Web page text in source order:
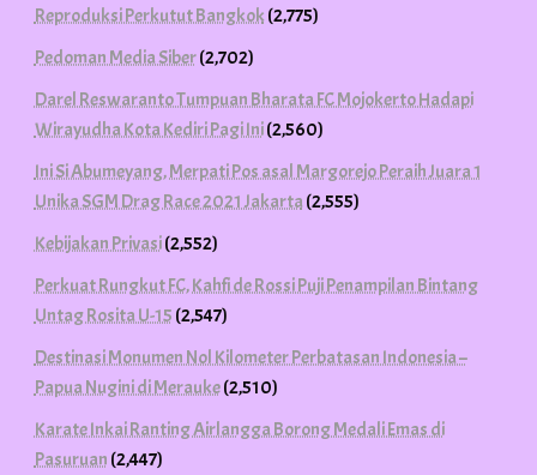
Reproduksi Perkutut Bangkok (2,775)
Pedoman Media Siber(2,702)
Darel Reswaranto Tumpuan Bharata FC Mojokerto Hadapi
Wirayudha Kota Kediri Pagi Ini(2,560)
Ini Si Abumeyang, Merpati Pos asal Margorejo Peraih Juara 1
Unika SGM Drag Race 2021 Jakarta(2,555)
Kebijakan Privasi(2,552)
Perkuat Rungkut FC, Kahfi de Rossi Puji Penampilan Bintang
Untag Rosita U-15 (2,547)
Destinasi Monumen Nol Kilometer Perbatasan Indonesia –
Papua Nugini di Merauke(2,510)
Karate Inkai Ranting Airlangga Borong Medali Emas di
Pasuruan (2,447)